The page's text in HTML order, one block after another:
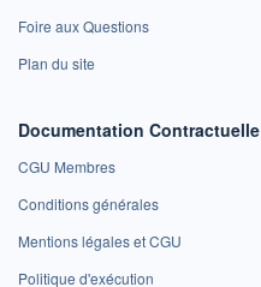
Foire aux Questions
Plan du site
Documentation Contractuelle
CGU Membres
Conditions générales
Mentions légales et CGU
Politique d'exécution